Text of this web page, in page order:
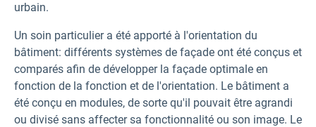
urbain.
Un soin particulier a été apporté à l'orientation du
bâtiment: différents systèmes de façade ont été conçus et
comparés afin de développer la façade optimale en
fonction de la fonction et de l'orientation. Le bâtiment a
été conçu en modules, de sorte qu'il pouvait être agrandi
ou divisé sans affecter sa fonctionnalité ou son image. Le